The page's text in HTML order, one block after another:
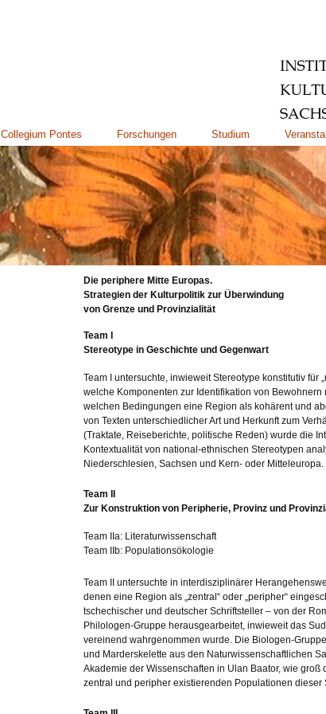
Collegium Pontes Forschungen Studium
Die periphere Mitte Europas.
Strategien der Kulturpolitik zur Überwindung
von Grenze und Provinzialität
Team I
Stereotype in Geschichte und Gegenwart
Team I untersuchte, inwieweit Stereotype konstitutiv für
welche Komponenten zur Identifikation von
welchen Bedingungen eine Region als kohärent und
von Texten unterschiedlicher Art und Herkunft zum
(Traktate, Reiseberichte, politische Reden) wurde die
Kontextualität von national-ethnischen Stereotypen
Niederschlesien, Sachsen und Kern- oder Mitteleuropa.
Team II
Zur Konstruktion von Peripherie, Provinz und
Team IIa: Literaturwissenschaft
Team IIb: Populationsökologie
Team II untersuchte in interdisziplinärer
denen eine Region als „zentral“ oder „peripher“
tschechischer und deutscher Schriftsteller – von der
Philologen-Gruppe herausgearbeitet, inwieweit das
vereinend wahrgenommen wurde. Die Biologen-
und Marderskelette aus den Naturwissenschaftlichen
Akademie der Wissenschaften in Ulan Baator, wie groß
zentral und peripher existierenden Populationen dieser